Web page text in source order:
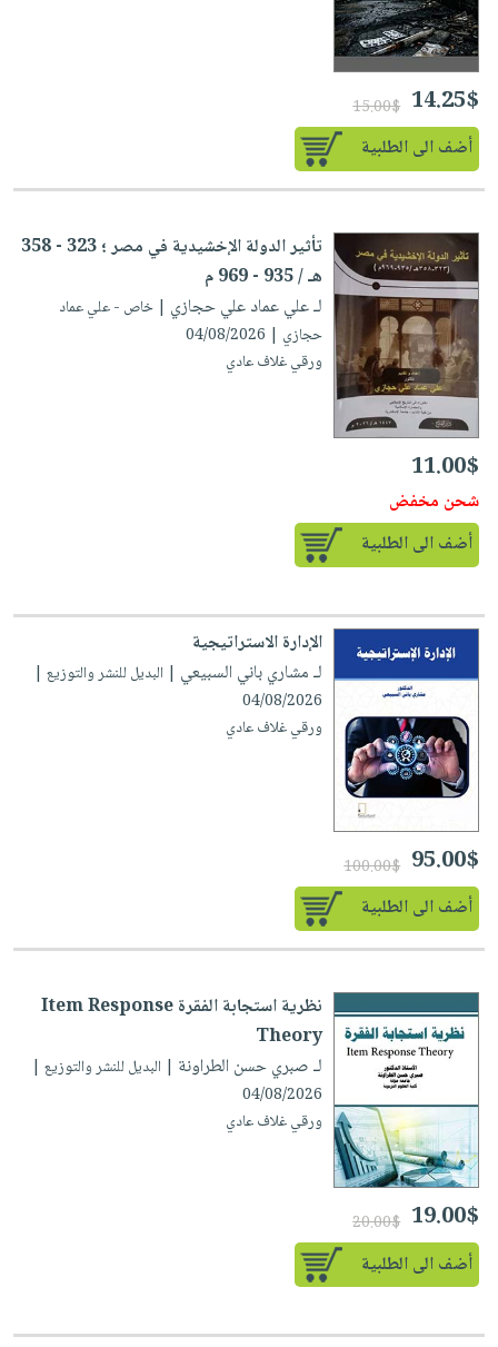
14.25$
15.00$
أضف الى الطلبية
تأثير الدولة الإخشيدية في مصر ؛ 323 - 358
هـ / 935 - 969 م
لـ علي عماد علي حجازي | خاص - علي عماد
حجازي | 04/08/2026
ورقي غلاف عادي
11.00$
شحن مخفض
أضف الى الطلبية
الإدارة الاستراتيجية
لـ مشاري باني السبيعي | البديل للنشر والتوزيع |
04/08/2026
ورقي غلاف عادي
95.00$
100.00$
أضف الى الطلبية
نظرية استجابة الفقرة Item Response
Theory
لـ صبري حسن الطراونة | البديل للنشر والتوزيع |
04/08/2026
ورقي غلاف عادي
19.00$
20.00$
أضف الى الطلبية